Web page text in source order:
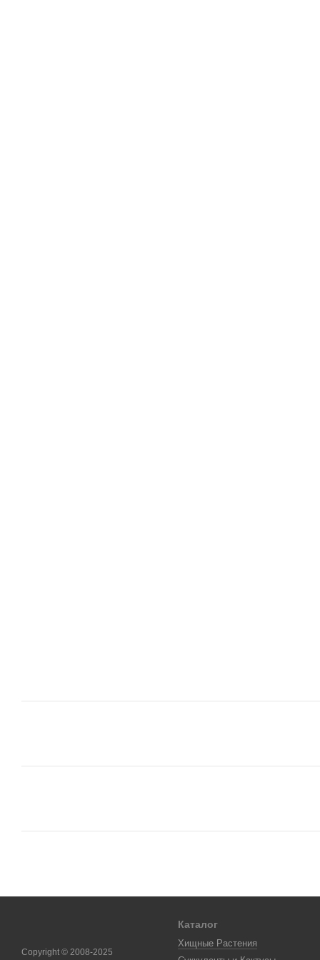
Copyright © 2008-2025
Каталог
Хищные Растения